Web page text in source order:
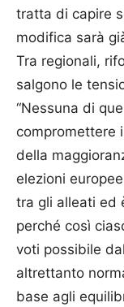
tratta di capire
modifica sarà
Tra regionali,
salgono le
“Nessuna di
compromettere
della
elezioni
tra gli alleati ed
perché così
voti possibile
altrettanto
base agli